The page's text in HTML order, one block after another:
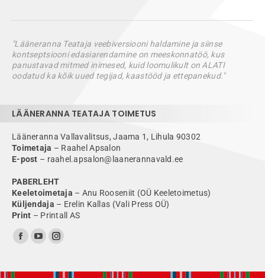
"Lääneranna Teataja veebiversiooni haldamine ja siinse
kontseptsiooni edasiarendamine on meeskonnatöö, kus
panustavad mitmed inimesed, kuid loomulikult on ALATI
oodatud ka kõik uued tegijad, kaastööd ja ettepanekud."
LÄÄNERANNA TEATAJA TOIMETUS
Lääneranna Vallavalitsus, Jaama 1, Lihula 90302
Toimetaja – Raahel Apsalon
E-post – raahel.apsalon@laanerannavald.ee
PABERLEHT
Keeletoimetaja – Anu Rooseniit (OÜ Keeletoimetus)
Küljendaja – Erelin Kallas (Vali Press OÜ)
Print – Printall AS
Find us on:
Facebook
opens
YouTube
opens
Instagram
opens